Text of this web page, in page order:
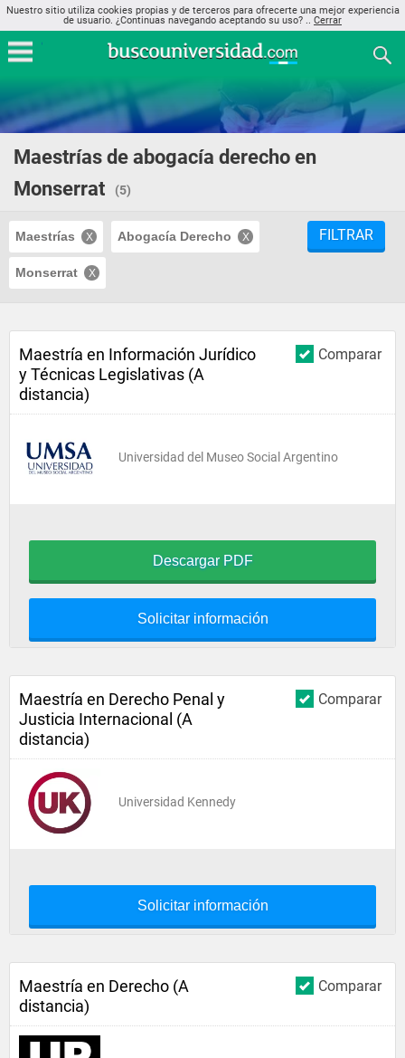
Nuestro sitio utiliza cookies propias y de terceros para ofrecerte una mejor experiencia
de usuario. ¿Continuas navegando aceptando su uso? .. Cerrar
Maestrías de abogacía derecho en
Monserrat
(5)
Maestrías Abogacía Derecho
Monserrat
FILTRAR
Comparar
Maestría en Información Jurídico
y Técnicas Legislativas (A
distancia)
Universidad del Museo Social Argentino
Descargar PDF
Solicitar información
Comparar
Maestría en Derecho Penal y
Justicia Internacional (A
distancia)
Universidad Kennedy
Solicitar información
Comparar
Maestría en Derecho (A
distancia)